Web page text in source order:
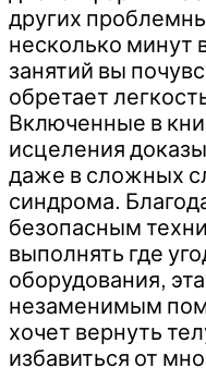
других
несколько минут
занятий вы
обретает
Включенные в
исцеления
даже в сложных
синдрома.
безопасным
выполнять где
оборудования,
незаменимым
хочет вернуть
избавиться от